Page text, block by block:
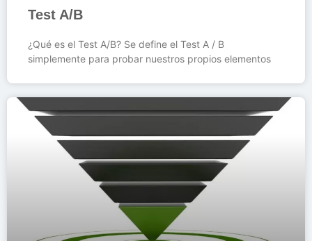
Test A/B
¿Qué es el Test A/B? Se define el Test A / B
simplemente para probar nuestros propios elementos